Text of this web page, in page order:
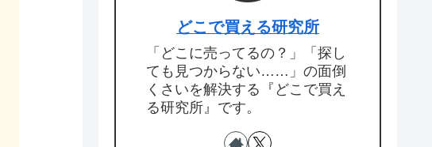
どこで買える研究所
「どこに売ってるの？」「探し
ても見つからない……」の面倒
くさいを解決する『どこで買え
る研究所』です。